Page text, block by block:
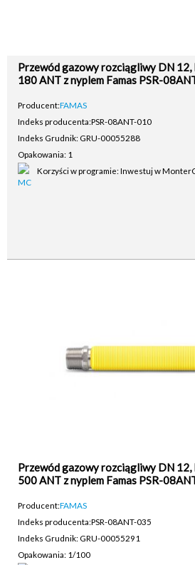
Przewód gazowy rozciągliwy DN 12,
180 ANT z nyplem Famas PSR-
Producent:FAMAS
Indeks producenta:PSR-08ANT-010
Indeks Grudnik: GRU-00055288
Opakowania: 1
Korzyści w programie: Inwestuj w
Przewód gazowy rozciągliwy DN 12,
500 ANT z nyplem Famas PSR-
Producent:FAMAS
Indeks producenta:PSR-08ANT-035
Indeks Grudnik: GRU-00055291
Opakowania: 1/100